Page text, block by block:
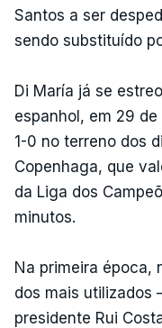
Santos a ser
sendo substituído
Di María já se
espanhol, em 29
1-0 no terreno dos
Copenhaga, que
da Liga dos
minutos.
Na primeira época,
dos mais utilizados
presidente Rui